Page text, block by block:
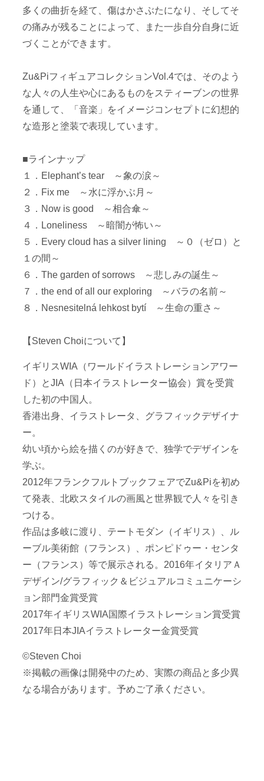
多くの曲折を経て、傷はかさぶたになり、そしてそ
の痛みが残ることによって、また一歩自分自身に近
づくことができます。
Zu&PiフィギュアコレクションVol.4では、そのよう
な人々の人生や心にあるものをスティーブンの世界
を通して、「音楽」をイメージコンセプトに幻想的
な造形と塗装で表現しています。
■ラインナップ
１．Elephant’s tear ～象の涙～
２．Fix me ～水に浮かぶ月～
３．Now is good ～相合傘～
４．Loneliness ～暗闇が怖い～
５．Every cloud has a silver lining ～０（ゼロ）と
１の間～
６．The garden of sorrows ～悲しみの誕生～
７．the end of all our exploring ～バラの名前～
８．Nesnesitelná lehkost bytí ～生命の重さ～
【Steven Choiについて】
イギリスWIA（ワールドイラストレーションアワー
ド）とJIA（日本イラストレーター協会）賞を受賞
した初の中国人。
香港出身、イラストレータ、グラフィックデザイナ
ー。
幼い頃から絵を描くのが好きで、独学でデザインを
学ぶ。
2012年フランクフルトブックフェアでZu&Piを初め
て発表、北欧スタイルの画風と世界観で人々を引き
つける。
作品は多岐に渡り、テートモダン（イギリス）、ル
ーブル美術館（フランス）、ポンピドゥー・センタ
ー（フランス）等で展示される。2016年イタリアＡ
デザイン/グラフィック＆ビジュアルコミュニケーシ
ョン部門金賞受賞
2017年イギリスWIA国際イラストレーション賞受賞
2017年日本JIAイラストレーター金賞受賞
©Steven Choi
※掲載の画像は開発中のため、実際の商品と多少異
なる場合があります。予めご了承ください。